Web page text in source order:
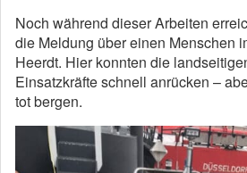
Noch während dieser Arbeiten
die Meldung über einen Menschen
Heerdt. Hier konnten die
Einsatzkräfte schnell anrücken –
tot bergen.